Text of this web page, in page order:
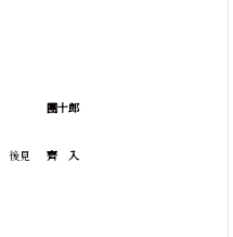
後見
團十郎
齊 入